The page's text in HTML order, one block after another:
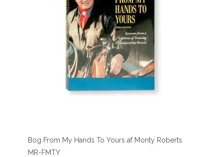
Bog From My Hands To Yours af Monty Roberts
MR-FMTY